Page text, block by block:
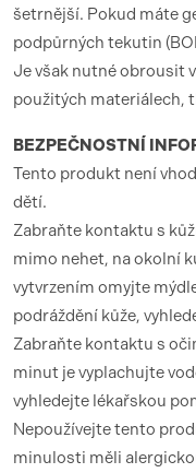
šetrnější. Pokud máte
podpůrných tekutin
Je však nutné obrousit
použitých materiálech,
BEZPEČNOSTNÍ
Tento produkt není
dětí.
Zabraňte kontaktu s
mimo nehet, na okolní
vytvrzením omyjte
podráždění kůže,
Zabraňte kontaktu s
minut je vyplachujte
vyhledejte lékařskou
Nepoužívejte tento
minulosti měli